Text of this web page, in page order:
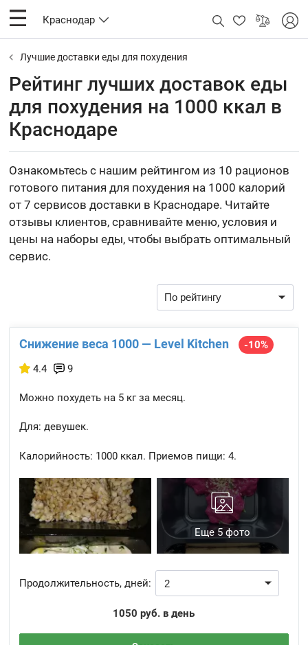
Краснодар
Лучшие доставки еды для похудения
Рейтинг лучших доставок еды
для похудения на 1000 ккал в
Краснодаре
Ознакомьтесь с нашим рейтингом из 10 рационов
готового питания для похудения на 1000 калорий
от 7 сервисов доставки в Краснодаре. Читайте
отзывы клиентов, сравнивайте меню, условия и
цены на наборы еды, чтобы выбрать оптимальный
сервис.
Снижение веса 1000 — Level Kitchen
-10%
4.4
9
Можно похудеть на 5 кг за месяц.
Для: девушек.
Калорийность: 1000 ккал. Приемов пищи: 4.
Еще 5 фото
Продолжительность, дней:
1050 руб. в день